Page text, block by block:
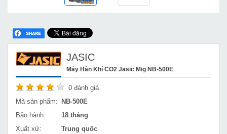
JASIC
Máy Hàn Khí CO2 Jasic Mig NB-500E
0 đánh giá
Mã sản phẩm:
NB-500E
Bảo hành:
18 tháng
Xuất xứ:
Trung quốc